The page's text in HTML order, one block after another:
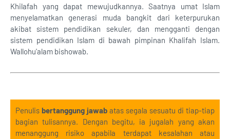
Khilafah yang dapat mewujudkannya. Saatnya umat Islam
menyelamatkan generasi muda bangkit dari keterpurukan
akibat sistem pendidikan sekuler, dan mengganti dengan
sistem pendidikan Islam di bawah pimpinan Khalifah Islam.
Wallohu'alam bishowab.
Penulis bertanggung jawab atas segala sesuatu di tiap-tiap
bagian tulisannya. Dengan begitu, ia jugalah yang akan
menanggung risiko apabila terdapat kesalahan atau